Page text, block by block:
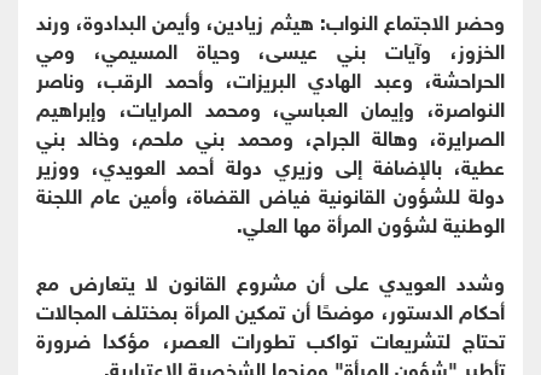
وحضر الاجتماع النواب: هيثم زيادين، وأيمن البدادوة، ورند
الخزوز، وآيات بني عيسى، وحياة المسيمي، ومي
الحراحشة، وعبد الهادي البريزات، وأحمد الرقب، وناصر
النواصرة، وإيمان العباسي، ومحمد المرايات، وإبراهيم
الصرايرة، وهالة الجراح، ومحمد بني ملحم، وخالد بني
عطية، بالإضافة إلى وزيري دولة أحمد العويدي، ووزير
دولة للشؤون القانونية فياض القضاة، وأمين عام اللجنة
الوطنية لشؤون المرأة مها العلي.
وشدد العويدي على أن مشروع القانون لا يتعارض مع
أحكام الدستور، موضحًا أن تمكين المرأة بمختلف المجالات
تحتاج لتشريعات تواكب تطورات العصر، مؤكدا ضرورة
تأطير "شؤون المرأة" ومنحها الشخصية الاعتبارية.